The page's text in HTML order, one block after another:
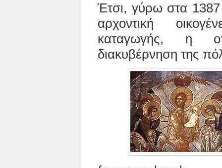
Έτσι, γύρω στα 1387
αρχοντική
καταγωγής, η
διακυβέρνηση της